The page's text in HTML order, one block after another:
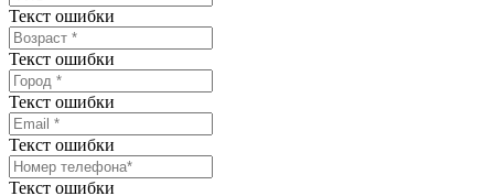
Текст ошибки
Текст ошибки
Текст ошибки
Текст ошибки
Текст ошибки